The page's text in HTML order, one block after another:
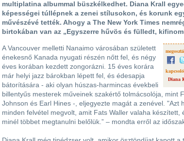
multiplatina albummal büszkélkedhet. Diana Krall
képességei túllépnek a zenei stílusokon, és korunk
művészévé tették. Ahogy a The New York Times
birtokában van az „Egyszerre hűvös és fülledt,
Diana
A Vancouver melletti Nanaimo városában született
énekesnő Kanada nyugati részén nőtt fel, és négy
éves korában kezdett zongorázni. 15 éves korára
már helyi jazz bárokban lépett fel, és édesapja
bátorítására - aki olyan húszas-harmincas évekbeli
billentyűs mesterek műveinek szakértő tolmácsolója, mint
Johnson és Earl Hines -, eljegyezte magát a zenével. "Azt
minden felvétel megvolt, amit Fats Waller valaha készített,
minél többet megtanulni belőlük.” – mondta erről az